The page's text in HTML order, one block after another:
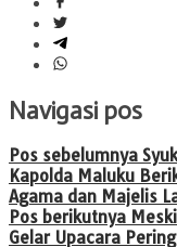
Navigasi pos
Pos sebelumnya
Kapolda Maluku
Agama dan Majelis
Pos berikutnya
Gelar Upacara